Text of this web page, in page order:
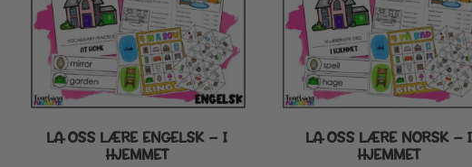
LA OSS LÆRE ENGELSK – I
HJEMMET
LA OSS LÆRE NORSK – I
HJEMMET